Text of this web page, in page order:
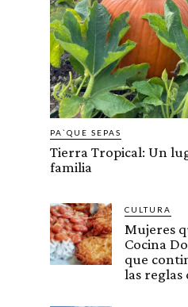
PA`QUE SEPAS
Tierra Tropical: Un
familia
CULTURA
Mujeres
Cocina
que
las reglas